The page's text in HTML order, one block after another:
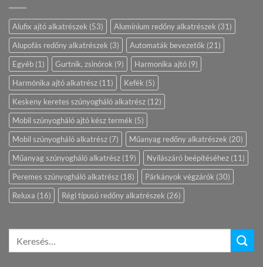
Alufix ajtó alkatrészek (53) Alumínium redőny alkatrészek (31)
Alupofás redőny alkatrészek (3) Automaták bevezetők (21)
Egyéb (1) Gurtnik, zsinórok (9) Harmonika ajtó (9)
Harmónika ajtó alkatrész (11) Kefék (5)
Keskeny keretes szúnyogháló alkatrész (12)
Mobil szúnyogháló ajtó kész termék (5)
Mobil szúnyogháló alkatrész (7) Műanyag redőny alkatrészek (20)
Műanyag szúnyogháló alkatrész (19) Nyílászáró beépítéséhez (11)
Peremes szúnyogháló alkatrész (18) Párkányok végzárók (30)
Reluxa (16) Régi típusú redőny alkatrészek (26)